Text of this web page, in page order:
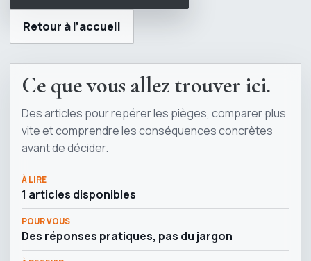
Retour à l’accueil
Ce que vous allez trouver ici.
Des articles pour repérer les pièges, comparer plus
vite et comprendre les conséquences concrètes
avant de décider.
À LIRE
1 articles disponibles
POUR VOUS
Des réponses pratiques, pas du jargon